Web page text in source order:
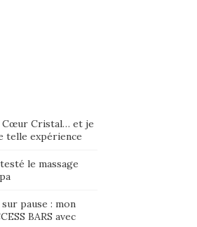
Cœur Cristal… et je
telle expérience
le massage
pause : mon
BARS avec